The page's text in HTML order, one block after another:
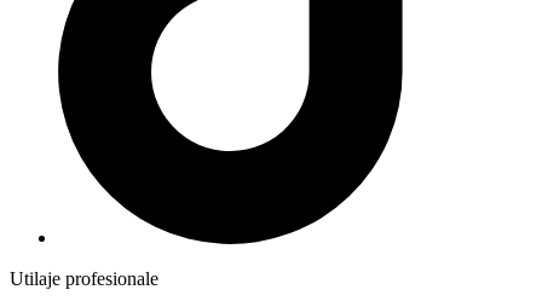
Utilaje profesionale